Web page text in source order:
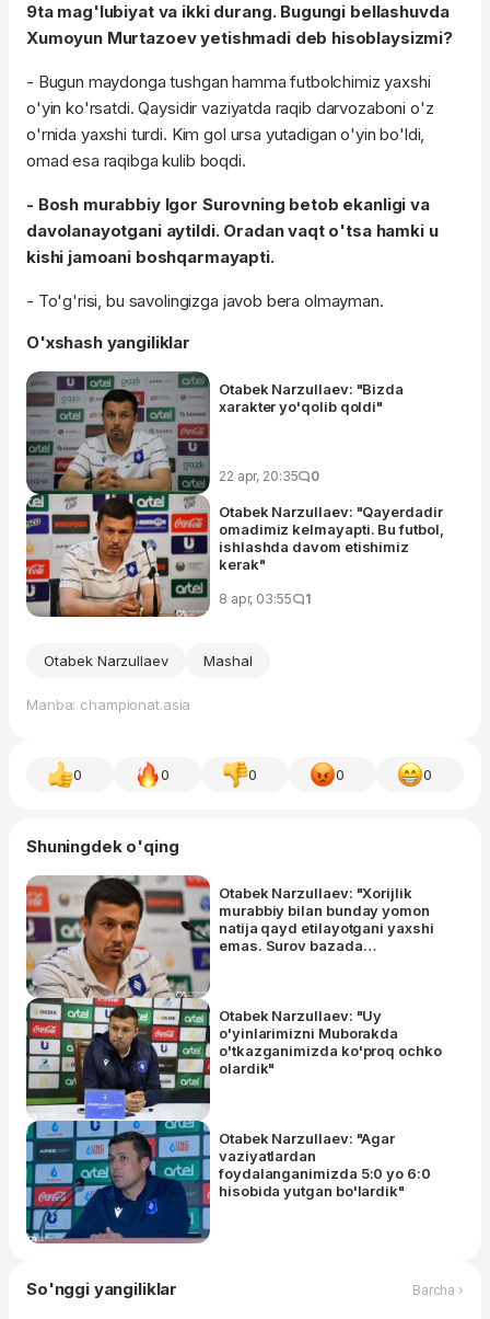
9ta mag'lubiyat va ikki durang. Bugungi bellashuvda
Xumoyun Murtazoev yetishmadi deb hisoblaysizmi?
- Bugun maydonga tushgan hamma futbolchimiz yaxshi
o'yin ko'rsatdi. Qaysidir vaziyatda raqib darvozaboni o'z
o'rnida yaxshi turdi. Kim gol ursa yutadigan o'yin bo'ldi,
omad esa raqibga kulib boqdi.
- Bosh murabbiy Igor Surovning betob ekanligi va
davolanayotgani aytildi. Oradan vaqt o'tsa hamki u
kishi jamoani boshqarmayapti.
- To'g'risi, bu savolingizga javob bera olmayman.
O'xshash yangiliklar
Otabek Narzullaev: "Bizda
xarakter yo'qolib qoldi"
22 apr, 20:35 0
Otabek Narzullaev: "Qayerdadir
omadimiz kelmayapti. Bu futbol,
ishlashda davom etishimiz
kerak"
8 apr, 03:55 1
Otabek Narzullaev Mashal
Manba: championat.asia
0 0 0 0 0
Shuningdek o'qing
Otabek Narzullaev: "Xorijlik
murabbiy bilan bunday yomon
natija qayd etilayotgani yaxshi
emas. Surov bazada
Otabek Narzullaev: "Uy
o'yinlarimizni Muborakda
o'tkazganimizda ko'proq ochko
olardik"
Otabek Narzullaev: "Agar
vaziyatlardan
foydalanganimizda 5:0 yo 6:0
hisobida yutgan bo'lardik"
So'nggi yangiliklar Barcha ›